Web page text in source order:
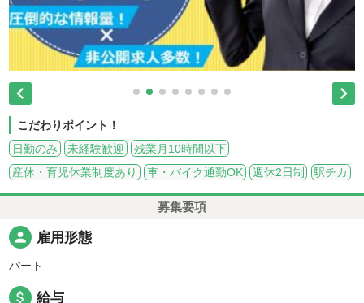
 
こだわりポイント！
日勤のみ
未経験歓迎
残業月10時間以下
産休・育児休業制度あり
車・バイク通勤OK 週休2日制 駅チカ
募集要項
person 雇用形態
パート
attach_money 給与